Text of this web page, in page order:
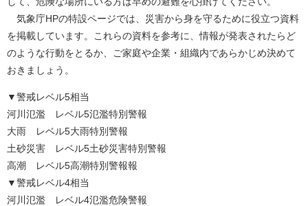
気象庁HPの特設ページでは、災害から身を守るために役立つ資料
を掲載しています。これらの資料を参考に、情報が発表されたらど
のような行動をとるか、ご家庭や企業・組織内であらかじめ決めて
おきましょう。
▼警戒レベル5相当
河川氾濫 レベル5氾濫特別警報
大雨 レベル5大雨特別警報
土砂災害 レベル5土砂災害特別警報
高潮 レベル5高潮特別警報報
▼警戒レベル4相当
河川氾濫 レベル4氾濫危険警報